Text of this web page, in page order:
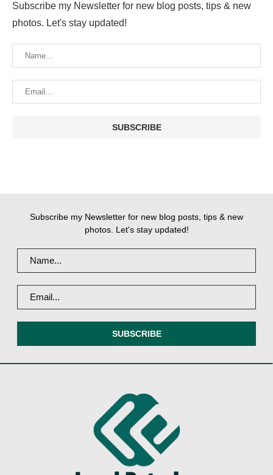
Subscribe my Newsletter for new blog posts, tips & new
photos. Let's stay updated!
Subscribe my Newsletter for new blog posts, tips & new
photos. Let's stay updated!